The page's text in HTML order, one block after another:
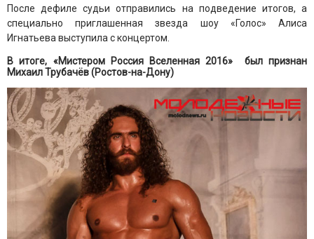
После дефиле судьи отправились на подведение итогов, а
специально приглашенная звезда шоу «Голос» Алиса
Игнатьева выступила с концертом.
В итоге, «Мистером Россия Вселенная 2016» был признан
Михаил Трубачёв (Ростов-на-Дону)